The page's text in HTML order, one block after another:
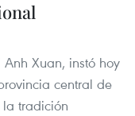
Xuan, instó hoy
central de
tradición